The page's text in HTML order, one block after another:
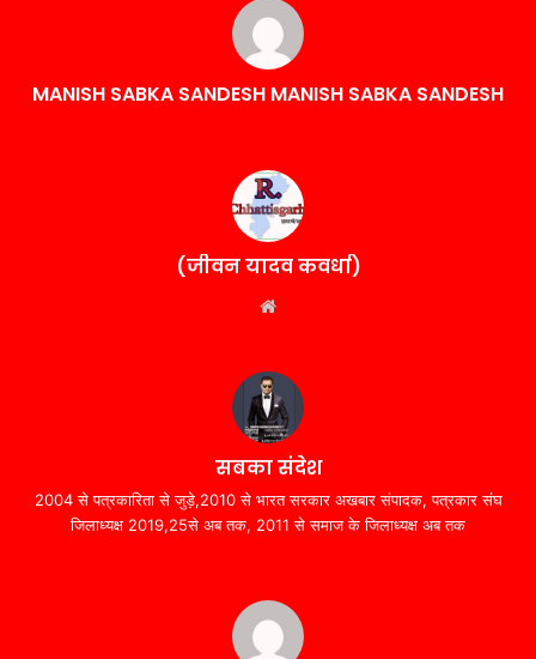
MANISH SABKA SANDESH MANISH SABKA SANDESH
(जीवन यादव कवर्धा)
सबका संदेश
2004 से पत्रकारिता से जुड़े,2010 से भारत सरकार अखबार संपादक, पत्रकार संघ
जिलाध्यक्ष 2019,25से अब तक, 2011 से समाज के जिलाध्यक्ष अब तक